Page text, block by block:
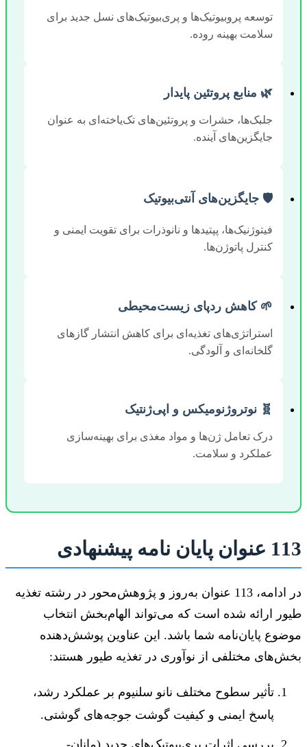
توسعه پروبیوتیک‌ها و پری‌بیوتیک‌های نسل جدید برای
سلامت بهینه روده.
🌿 منابع پروتئین پایدار
جلبک‌ها، حشرات و پروتئین‌های تک‌یاخته‌ای به عنوان
جایگزین‌های آینده.
🛡️ جایگزین‌های آنتی‌بیوتیک
فیتوژنیک‌ها، پپتیدها و نانوذرات برای تقویت ایمنی و
کنترل پاتوژن‌ها.
🌱 کاهش ردپای زیست‌محیطی
استراتژی‌های تغذیه‌ای برای کاهش انتشار گازهای
گلخانه‌ای و آلودگی.
🧬 نوتروژنومیکس و اپی‌ژنتیک
درک تعامل ژن‌ها و مواد مغذی برای بهینه‌سازی
عملکرد و سلامت.
113 عنوان پایان نامه پیشنهادی
در ادامه، 113 عنوان به‌روز و پژوهش‌محور در رشته تغذیه
طیور ارائه شده است که می‌تواند الهام‌بخش انتخاب
موضوع پایان‌نامه شما باشد. این عناوین پوشش‌دهنده
بخش‌های مختلفی از نوآوری در تغذیه طیور هستند:
تأثیر سطوح مختلف نانو سلنیوم بر عملکرد رشد،
پاسخ ایمنی و کیفیت گوشت جوجه‌های گوشتی.